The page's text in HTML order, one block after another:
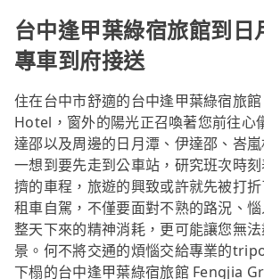
台中逢甲葉綠宿旅館到日
專車到府接送
住在台中市舒適的台中逢甲葉綠宿旅
Hotel，窗外的陽光正召喚著您前往心
達邵以及周邊的日月潭、伊達邵、峇
一想到要先走到公車站，研究班次時
擠的車程，旅遊的興致或許就先被打
租車自駕，不僅要面對不熟的路況、
整天下來的精神消耗，更可能讓您無
景。何不將交通的煩惱交給專業的
下榻的台中逢甲葉綠宿旅館 Fengjia